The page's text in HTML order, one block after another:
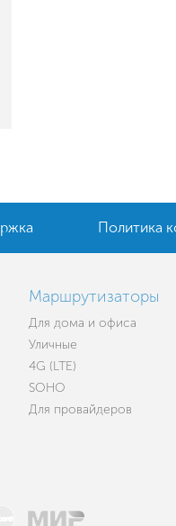
Политика
Маршрутизаторы
Для дома и офиса
Уличные
4G (LTE)
SOHO
Для провайдеров